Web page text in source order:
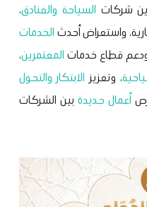
شركات السياحة والفنادق،
واستعراض أحدث الخدمات
قطاع خدمات المعتمرين،
، وتعزيز الابتكار والتحول
أعمال جديدةبين الشركات